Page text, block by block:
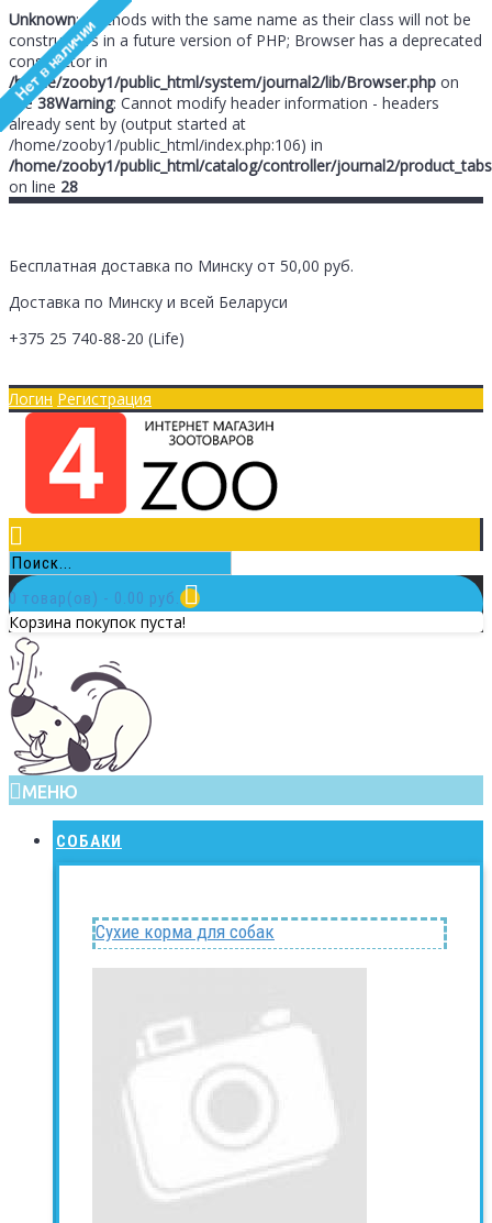
Unknown: Methods with the same name as their class will not be
constructors in a future version of PHP; Browser has a deprecated
constructor in
/home/zooby1/public_html/system/journal2/lib/Browser.php on
line38Warning: Cannot modify header information - headers
already sent by (output started at
/home/zooby1/public_html/index.php:106) in
/home/zooby1/public_html/catalog/controller/journal2/
on line 28
Бесплатная доставка по Минску от 50,00 руб.
Доставка по Минску и всей Беларуси
+375 25 740-88-20 (Life)
Логин Регистрация
0 товар(ов) - 0.00 руб.
Корзина покупок пуста!
МЕНЮ
СОБАКИ
Сухие корма для собак